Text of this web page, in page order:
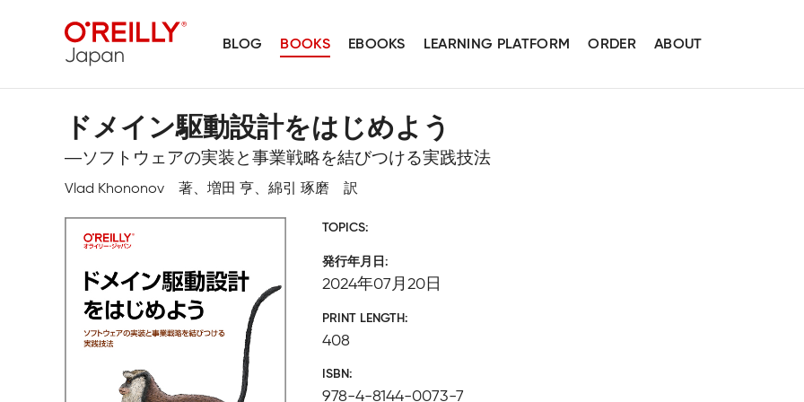
BLOG BOOKS EBOOKS LEARNING PLATFORM ORDER ABOUT
ドメイン駆動設計をはじめよう
―ソフトウェアの実装と事業戦略を結びつける実践技法
Vlad Khononov 著、増田 亨、綿引 琢磨 訳
TOPICS
発行年月日
2024年07月20日
PRINT LENGTH
408
ISBN
978-4-8144-0073-7